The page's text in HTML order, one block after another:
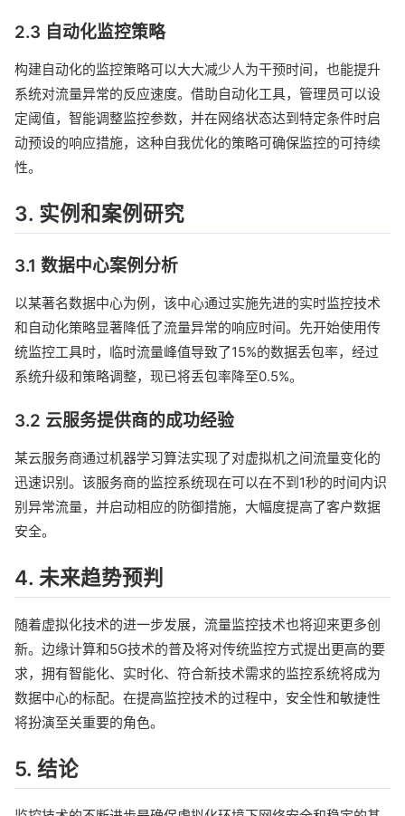
2.3 自动化监控策略
构建自动化的监控策略可以大大减少人为干预时间，也能提升
系统对流量异常的反应速度。借助自动化工具，管理员可以设
定阈值，智能调整监控参数，并在网络状态达到特定条件时启
动预设的响应措施，这种自我优化的策略可确保监控的可持续
性。
3. 实例和案例研究
3.1 数据中心案例分析
以某著名数据中心为例，该中心通过实施先进的实时监控技术
和自动化策略显著降低了流量异常的响应时间。先开始使用传
统监控工具时，临时流量峰值导致了15%的数据丢包率，经过
系统升级和策略调整，现已将丢包率降至0.5%。
3.2 云服务提供商的成功经验
某云服务商通过机器学习算法实现了对虚拟机之间流量变化的
迅速识别。该服务商的监控系统现在可以在不到1秒的时间内识
别异常流量，并启动相应的防御措施，大幅度提高了客户数据
安全。
4. 未来趋势预判
随着虚拟化技术的进一步发展，流量监控技术也将迎来更多创
新。边缘计算和5G技术的普及将对传统监控方式提出更高的要
求，拥有智能化、实时化、符合新技术需求的监控系统将成为
数据中心的标配。在提高监控技术的过程中，安全性和敏捷性
将扮演至关重要的角色。
5. 结论